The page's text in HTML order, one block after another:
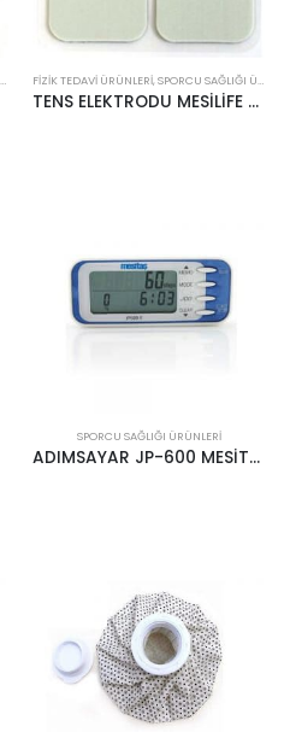
,TEDAVI ÜRÜNLERI
FIZIK TEDAVI ÜRÜNLERI,SPORCU SAĞLIĞI ÜRÜNLERI
TENS ELEKTRODU MESİLİFE 2 Lİ 4×8
SPORCU SAĞLIĞI ÜRÜNLERI
ADIMSAYAR JP-600 MESİTAŞ PEDOMETRE